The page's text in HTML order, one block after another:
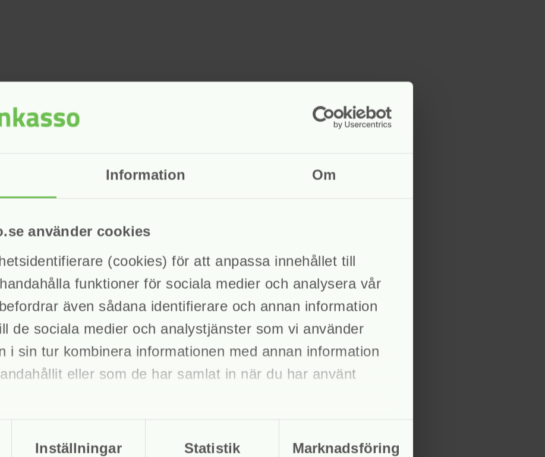
Information Om
använder cookies
(cookies) för att anpassa innehållet till
funktioner för sociala medier och analysera vår
även sådana identifierare och annan information
de sociala medier och analystjänster som vi använder
i sin tur kombinera informationen med annan information
eller som de har samlat in när du har använt
Inställningar Statistik Marknadsföring
Inkasso